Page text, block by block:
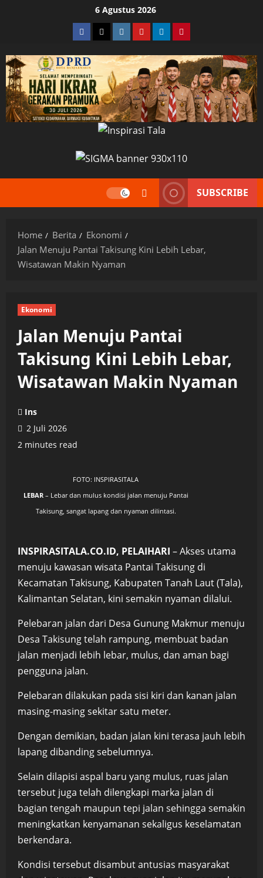
6 Agustus 2026
Facebook
TwitterInstagram
YouTubeLinkedInPinterest
SUBSCRIBE
Home Berita
Ekonomi
Jalan Menuju Pantai Takisung Kini Lebih Lebar,
Wisatawan Makin Nyaman
Ekonomi
Jalan Menuju Pantai
Takisung Kini Lebih Lebar,
Wisatawan Makin Nyaman
Ins
2 Juli 2026
2 minutes read
FOTO: INSPIRASITALA
LEBAR– Lebar dan mulus kondisi jalan menuju Pantai
Takisung, sangat lapang dan nyaman dilintasi.
INSPIRASITALA.CO.ID, PELAIHARI – Akses utama
menuju kawasan wisata Pantai Takisung di
Kecamatan Takisung, Kabupaten Tanah Laut (Tala),
Kalimantan Selatan, kini semakin nyaman dilalui.
Pelebaran jalan dari Desa Gunung Makmur menuju
Desa Takisung telah rampung, membuat badan
jalan menjadi lebih lebar, mulus, dan aman bagi
pengguna jalan.
Pelebaran dilakukan pada sisi kiri dan kanan jalan
masing-masing sekitar satu meter.
Dengan demikian, badan jalan kini terasa jauh lebih
lapang dibanding sebelumnya.
Selain dilapisi aspal baru yang mulus, ruas jalan
tersebut juga telah dilengkapi marka jalan di
bagian tengah maupun tepi jalan sehingga semakin
meningkatkan kenyamanan sekaligus keselamatan
berkendara.
Kondisi tersebut disambut antusias masyarakat